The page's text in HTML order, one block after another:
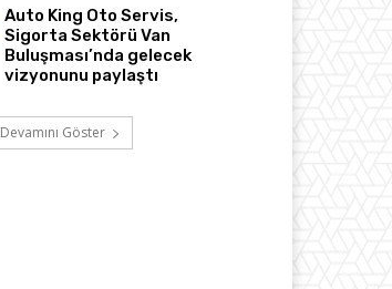
Auto King Oto Servis,
Sigorta Sektörü Van
Buluşması’nda gelecek
vizyonunu paylaştı
Devamını Göster